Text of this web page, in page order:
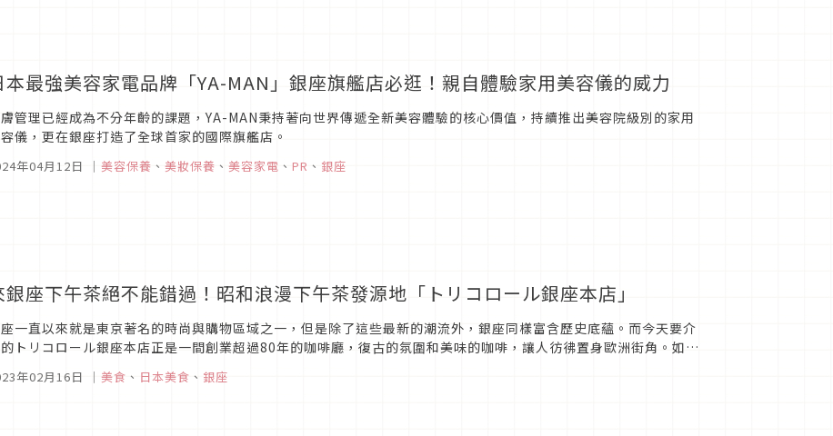
本最強美容家電品牌「YA-MAN」銀座旗艦店必逛！親自體驗家用美容儀的威力
管理已經成為不分年齡的課題，YA-MAN秉持著向世界傳遞全新美容體驗的核心價值，持續推出美容院級別的家用
儀，更在銀座打造了全球首家的國際旗艦店。
年04月12日 ｜ 美容保養 、 美妝保養 、 美容家電 、 PR 、 銀座
銀座下午茶絕不能錯過！昭和浪漫下午茶發源地「トリコロール銀座本店」
一直以來就是東京著名的時尚與購物區域之一，但是除了這些最新的潮流外，銀座同樣富含歷史底蘊。而今天要介
トリコロール銀座本店正是一間創業超過80年的咖啡廳，復古的氛圍和美味的咖啡，讓人彷彿置身歐洲街角。如果
年02月16日 ｜ 美食 、 日本美食 、 銀座